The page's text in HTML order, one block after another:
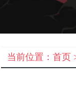
当前位置： 首页